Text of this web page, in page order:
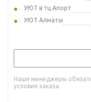
УЮТ в тц Апорт
УЮТ Алматы
Наши менеджеры
условия заказа